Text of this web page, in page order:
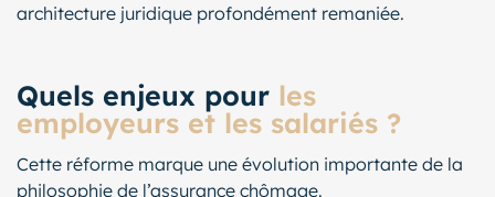
architecture juridique profondément remaniée.
Quels enjeux pour les
employeurs et les salariés ?
Cette réforme marque une évolution importante de la
philosophie de l’assurance chômage.